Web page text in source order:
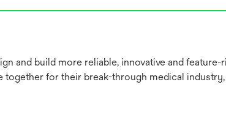
and build more reliable, innovative and
for their break-through medical